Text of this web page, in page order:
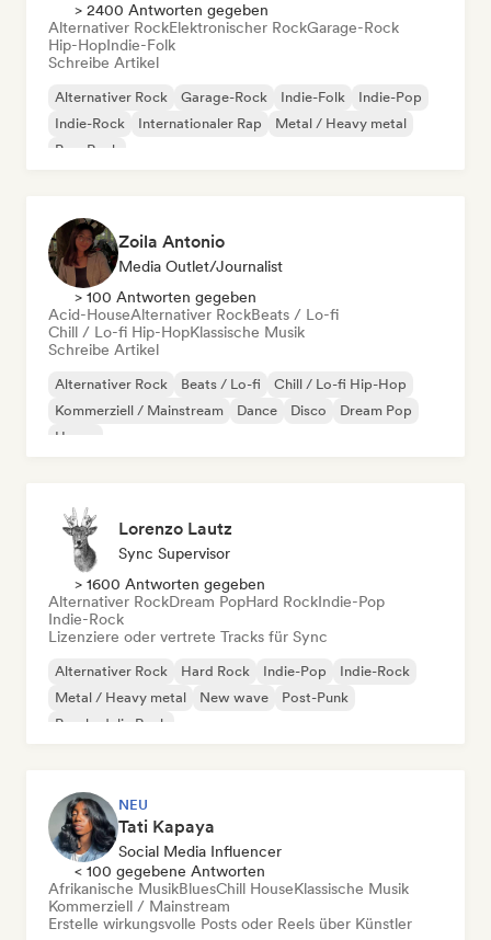
> 2400 Antworten gegeben
Alternativer RockElektronischer RockGarage-Rock
Hip-HopIndie-Folk
Schreibe Artikel
Alternativer Rock Garage-Rock Indie-Folk
Indie-Pop
Indie-Rock
Internationaler Rap
Metal / Heavy metal
Pop-Rock
Zoila Antonio
Media Outlet/Journalist
> 100 Antworten gegeben
Acid-HouseAlternativer RockBeats / Lo-fi
Chill / Lo-fi Hip-HopKlassische Musik
Schreibe Artikel
Alternativer Rock Beats / Lo-fi
Chill / Lo-fi Hip-Hop
Kommerziell / Mainstream
Dance Disco
Dream Pop
House
Lorenzo Lautz
Sync Supervisor
> 1600 Antworten gegeben
Alternativer RockDream PopHard RockIndie-Pop
Indie-Rock
Lizenziere oder vertrete Tracks für Sync
Alternativer Rock Hard Rock Indie-Pop
Indie-Rock
Metal / Heavy metal
New wave
Post-Punk
Psychedelic Rock
NEU
Tati Kapaya
Social Media Influencer
< 100 gegebene Antworten
Afrikanische MusikBluesChill HouseKlassische Musik
Kommerziell / Mainstream
Erstelle wirkungsvolle Posts oder Reels über Künstler